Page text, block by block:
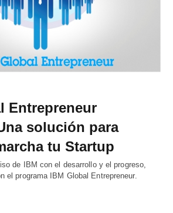
Entrepreneur
solución para
tu Startup
de IBM con el desarrollo y el progreso,
el programa IBM Global Entrepreneur.